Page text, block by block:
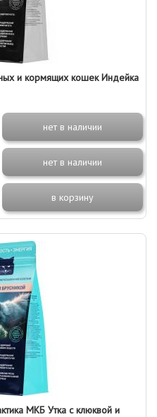
и кормящих кошек Индейка
нет в наличии
нет в наличии
в корзину
МКБ Утка с клюквой и